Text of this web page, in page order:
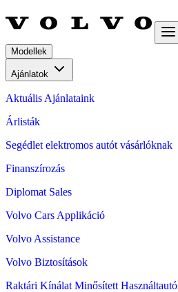
Modellek
Ajánlatok
Aktuális Ajánlataink
Árlisták
Segédlet elektromos autót vásárlóknak
Finanszírozás
Diplomat Sales
Volvo Cars Applikáció
Volvo Assistance
Volvo Biztosítások
Raktári Kínálat Minősített Használtautó